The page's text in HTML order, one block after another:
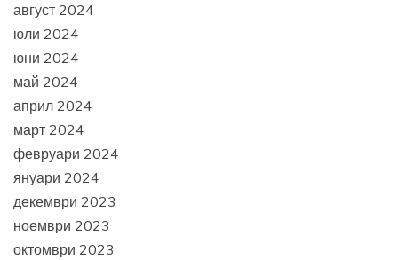
август 2024
юли 2024
юни 2024
май 2024
април 2024
март 2024
февруари 2024
януари 2024
декември 2023
ноември 2023
октомври 2023